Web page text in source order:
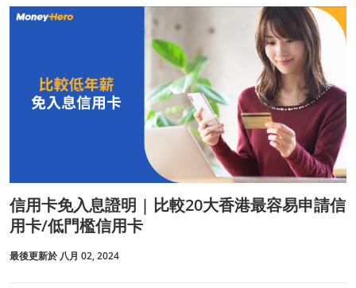
信用卡免入息證明 | 比較20大香港最容易申請信
用卡/低門檻信用卡
最後更新於 八月 02, 2024